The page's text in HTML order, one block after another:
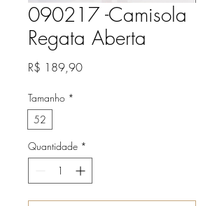
090217 -Camisola
Regata Aberta
R$ 189,90Preço
Tamanho *
52
Quantidade *